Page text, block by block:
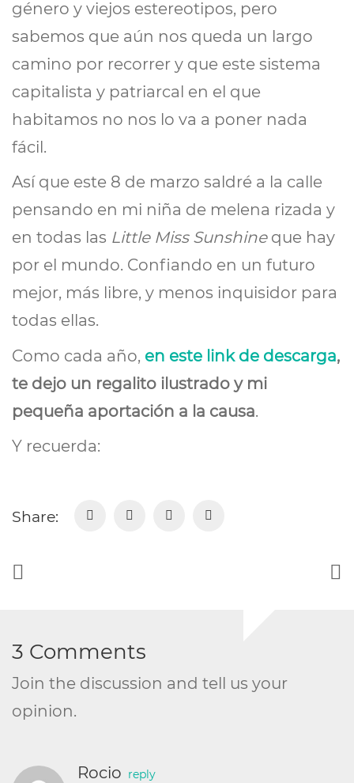
género y viejos estereotipos, pero
sabemos que aún nos queda un largo
camino por recorrer y que este sistema
capitalista y patriarcal en el que
habitamos no nos lo va a poner nada
fácil.
Así que este 8 de marzo saldré a la calle
pensando en mi niña de melena rizada y
en todas las Little Miss Sunshineque hay
por el mundo. Confiando en un futuro
mejor, más libre, y menos inquisidor para
todas ellas.
Como cada año, en este link de descarga,
te dejo un regalito ilustrado y mi
pequeña aportación a la causa.
Y recuerda:
Share:
3 Comments
Join the discussion and tell us your
opinion.
Rocio reply